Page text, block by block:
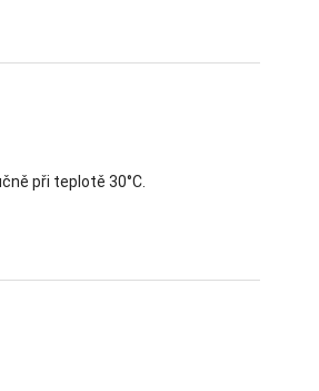
při teplotě 30°C.